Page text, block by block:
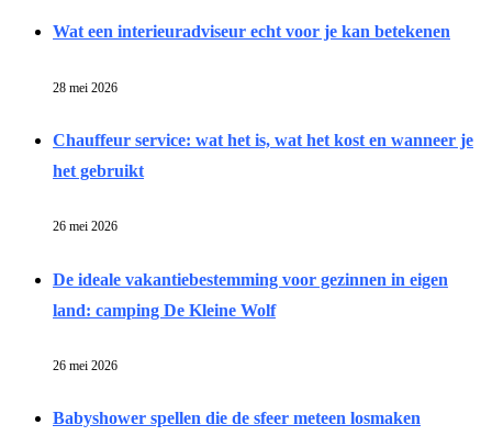
Wat een interieuradviseur echt voor je kan betekenen
28 mei 2026
Chauffeur service: wat het is, wat het kost en wanneer je
het gebruikt
26 mei 2026
De ideale vakantiebestemming voor gezinnen in eigen
land: camping De Kleine Wolf
26 mei 2026
Babyshower spellen die de sfeer meteen losmaken